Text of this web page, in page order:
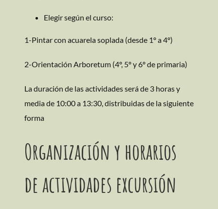
Elegir según el curso:
1-Pintar con acuarela soplada (desde 1º a 4º)
2-Orientación Arboretum (4º, 5º y 6º de primaria)
La duración de las actividades será de 3 horas y
media de 10:00 a 13:30, distribuidas de la siguiente
forma
Organización y horarios
de actividades excursión